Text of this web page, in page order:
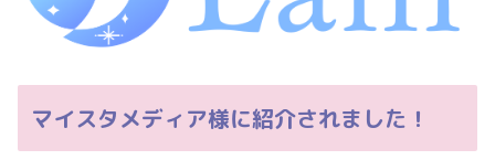
マイスタメディア様に紹介されました！